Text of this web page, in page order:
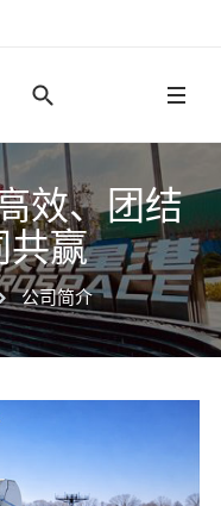
效、团结
共赢
公司简介